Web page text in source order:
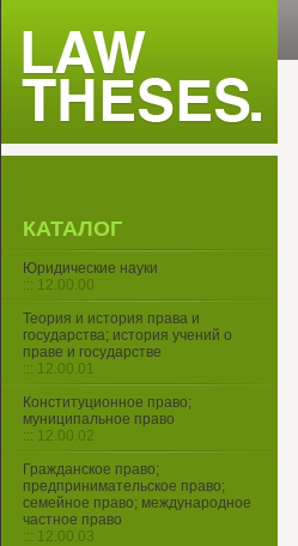
КАТАЛОГ
Юридические науки
::: 12.00.00
Теория и история права и
государства; история учений о
праве и государстве
::: 12.00.01
Конституционное право;
муниципальное право
::: 12.00.02
Гражданское право;
предпринимательское право;
семейное право; международное
частное право
::: 12.00.03